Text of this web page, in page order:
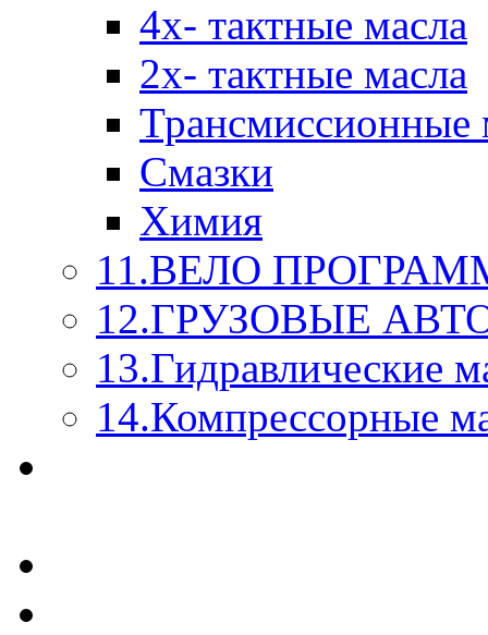
4х- тактные масла
2х- тактные масла
Трансмиссионные
Смазки
Химия
11.ВЕЛО
12.ГРУЗОВЫЕ
13.Гидравлические
14.Компрессорные